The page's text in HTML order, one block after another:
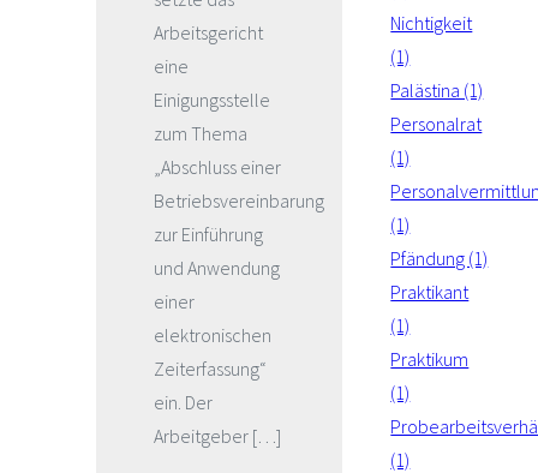
Arbeitsgericht
eine
Einigungsstelle
zum Thema
„Abschluss einer
Betriebsvereinbarung
zur Einführung
und Anwendung
einer
elektronischen
Zeiterfassung“
ein. Der
Arbeitgeber […]
Nichtigkeit
(1)
Palästina (1)
Personalrat
(1)
(1)
Pfändung (1)
Praktikant
(1)
Praktikum
(1)
(1)